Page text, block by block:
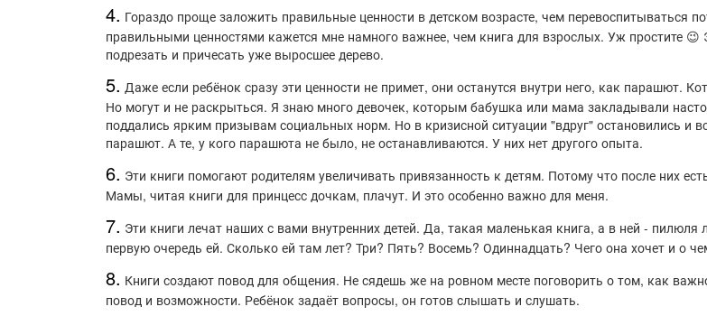
4. Гораздо проще заложить правильные ценности в детском возрасте, чем перевоспитываться
правильными ценностями кажется мне намного важнее, чем книга для взрослых. Уж простите
подрезать и причесать уже выросшее дерево.
5. Даже если ребёнок сразу эти ценности не примет, они останутся внутри него, как парашют.
Но могут и не раскрыться. Я знаю много девочек, которым бабушка или мама закладывали
поддались ярким призывам социальных норм. Но в кризисной ситуации "вдруг" остановились
парашют. А те, у кого парашюта не было, не останавливаются. У них нет другого опыта.
6. Эти книги помогают родителям увеличивать привязанность к детям. Потому что после них
Мамы, читая книги для принцесс дочкам, плачут. И это особенно важно для меня.
7. Эти книги лечат наших с вами внутренних детей. Да, такая маленькая книга, а в ней -
первую очередь ей. Сколько ей там лет? Три? Пять? Восемь? Одиннадцать? Чего она хочет и о
8. Книги создают повод для общения. Не сядешь же на ровном месте поговорить о том, как
повод и возможности. Ребёнок задаёт вопросы, он готов слышать и слушать.